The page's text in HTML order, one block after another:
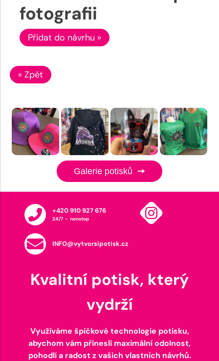
fotografii
Přidat do návrhu »
« Zpět
Galerie potisků
+420 910 927 676
24/7 - nonstop
INFO@vytvorsipotisk.cz
Kvalitní potisk, který
vydrží
Využíváme špičkové technologie potisku,
abychom vám přinesli maximální odolnost,
pohodlí a radost z vašich vlastních návrhů.